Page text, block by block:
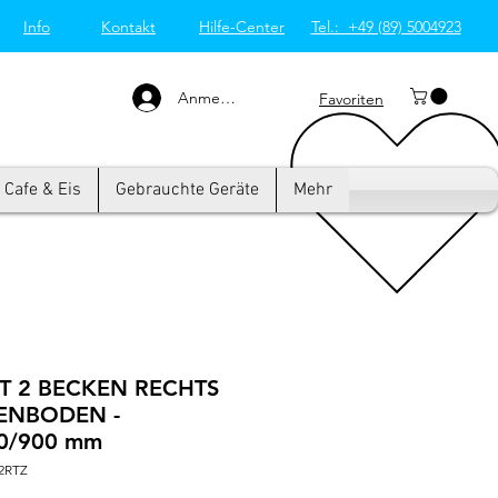
Info Kontakt Hilfe-Center Tel.: +49 (89) 5004923
von Westend-Elektro
Anmelden Favoriten
Cafe & Eis Gebrauchte Geräte Mehr
2 BECKEN RECHTS
-
900 mm